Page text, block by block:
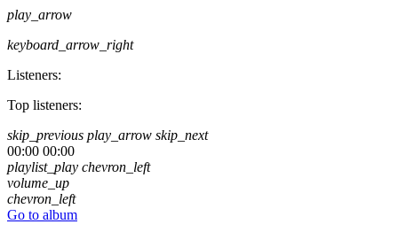
play_arrow
keyboard_arrow_right
Listeners:
Top listeners:
skip_previous play_arrow skip_next
00:00 00:00
playlist_play chevron_left
volume_up
chevron_left
Go to album